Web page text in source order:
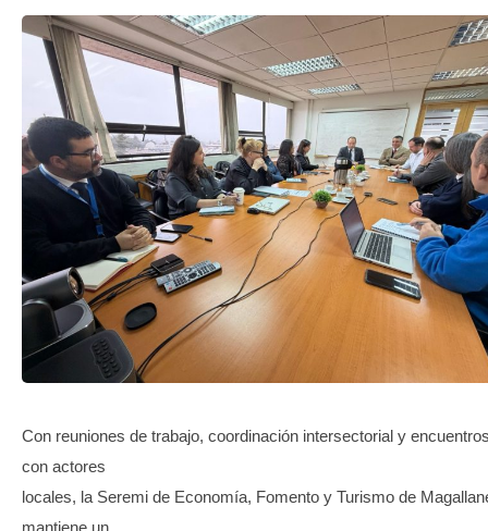
VIDEOS
GALERIA DE FOTOS
APP MÓVIL
TRANSPARENCIA
Con reuniones de trabajo, coordinación intersectorial y
con actores
locales, la Seremi de Economía, Fomento y Turismo de
mantiene un